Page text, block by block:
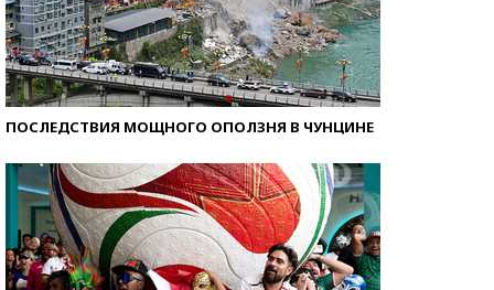
ПОСЛЕДСТВИЯ МОЩНОГО ОПОЛЗНЯ В ЧУНЦИНЕ